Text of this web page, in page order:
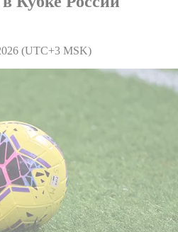
(UTC+3 MSK)